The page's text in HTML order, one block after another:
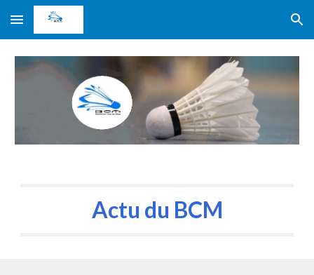
Skip to main content Skip to navigation
Actu du BCM